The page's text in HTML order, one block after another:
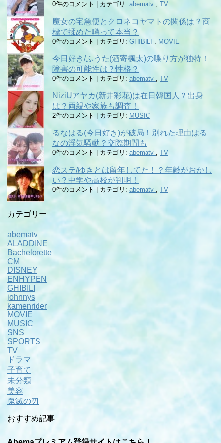
0件のコメント カテゴリ: abematv , TV
魔女の宅急便とクロネコヤマトの関係は？商
標で揉めた噂って本当？
0件のコメント カテゴリ: GHIBILI , MOVIE
今日好き/ふうた(酒寄楓太)の喋り方が独特！
障害の可能性は？性格？
0件のコメント カテゴリ: abematv , TV
NiziUアヤカ(新井彩花)は在日韓国人？出身
は？両親や家族も調査！
2件のコメント カテゴリ: MUSIC
るなはる(今日好き)が破局！別れた理由はる
なの浮気騒動？交際期間も
0件のコメント カテゴリ: abematv , TV
恋ステ/ゆきとは留年してた！？年齢がおかし
い？中学や高校が判明！
0件のコメント カテゴリ: abematv , TV
カテゴリー
abematv
ALADDINE
Bachelorette
CM
DISNEY
ENHYPEN
GHIBILI
johnnys
kamenrider
MOVIE
MUSIC
SNS
SPORTS
TV
ドラマ
子育て
未分類
美容
鬼滅の刃
おすすめ記事